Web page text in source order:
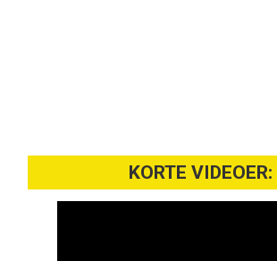
KORTE VIDEOER: